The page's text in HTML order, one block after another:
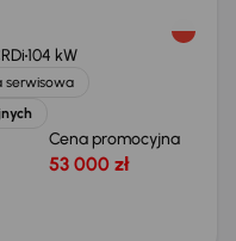
104 kW
serwisowa
Cena promocyjna
53 000 zł